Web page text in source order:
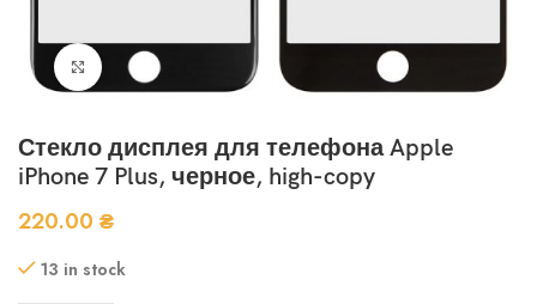
Нажмите, чтобы увеличить
Стекло дисплея для телефона Apple
iPhone 7 Plus, черное, high-copy
220.00 ₴
13 in stock